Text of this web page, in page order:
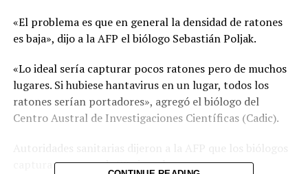
«El problema es que en general la densidad de ratones
es baja», dijo a la AFP el biólogo Sebastián Poljak.
«Lo ideal sería capturar pocos ratones pero de muchos
lugares. Si hubiese hantavirus en un lugar, todos los
ratones serían portadores», agregó el biólogo del
Centro Austral de Investigaciones Científicas (Cadic).
Autoridades sanitarias dijeron a la AFP que los biólogos
capturaron cerca de 70 ejemplares.